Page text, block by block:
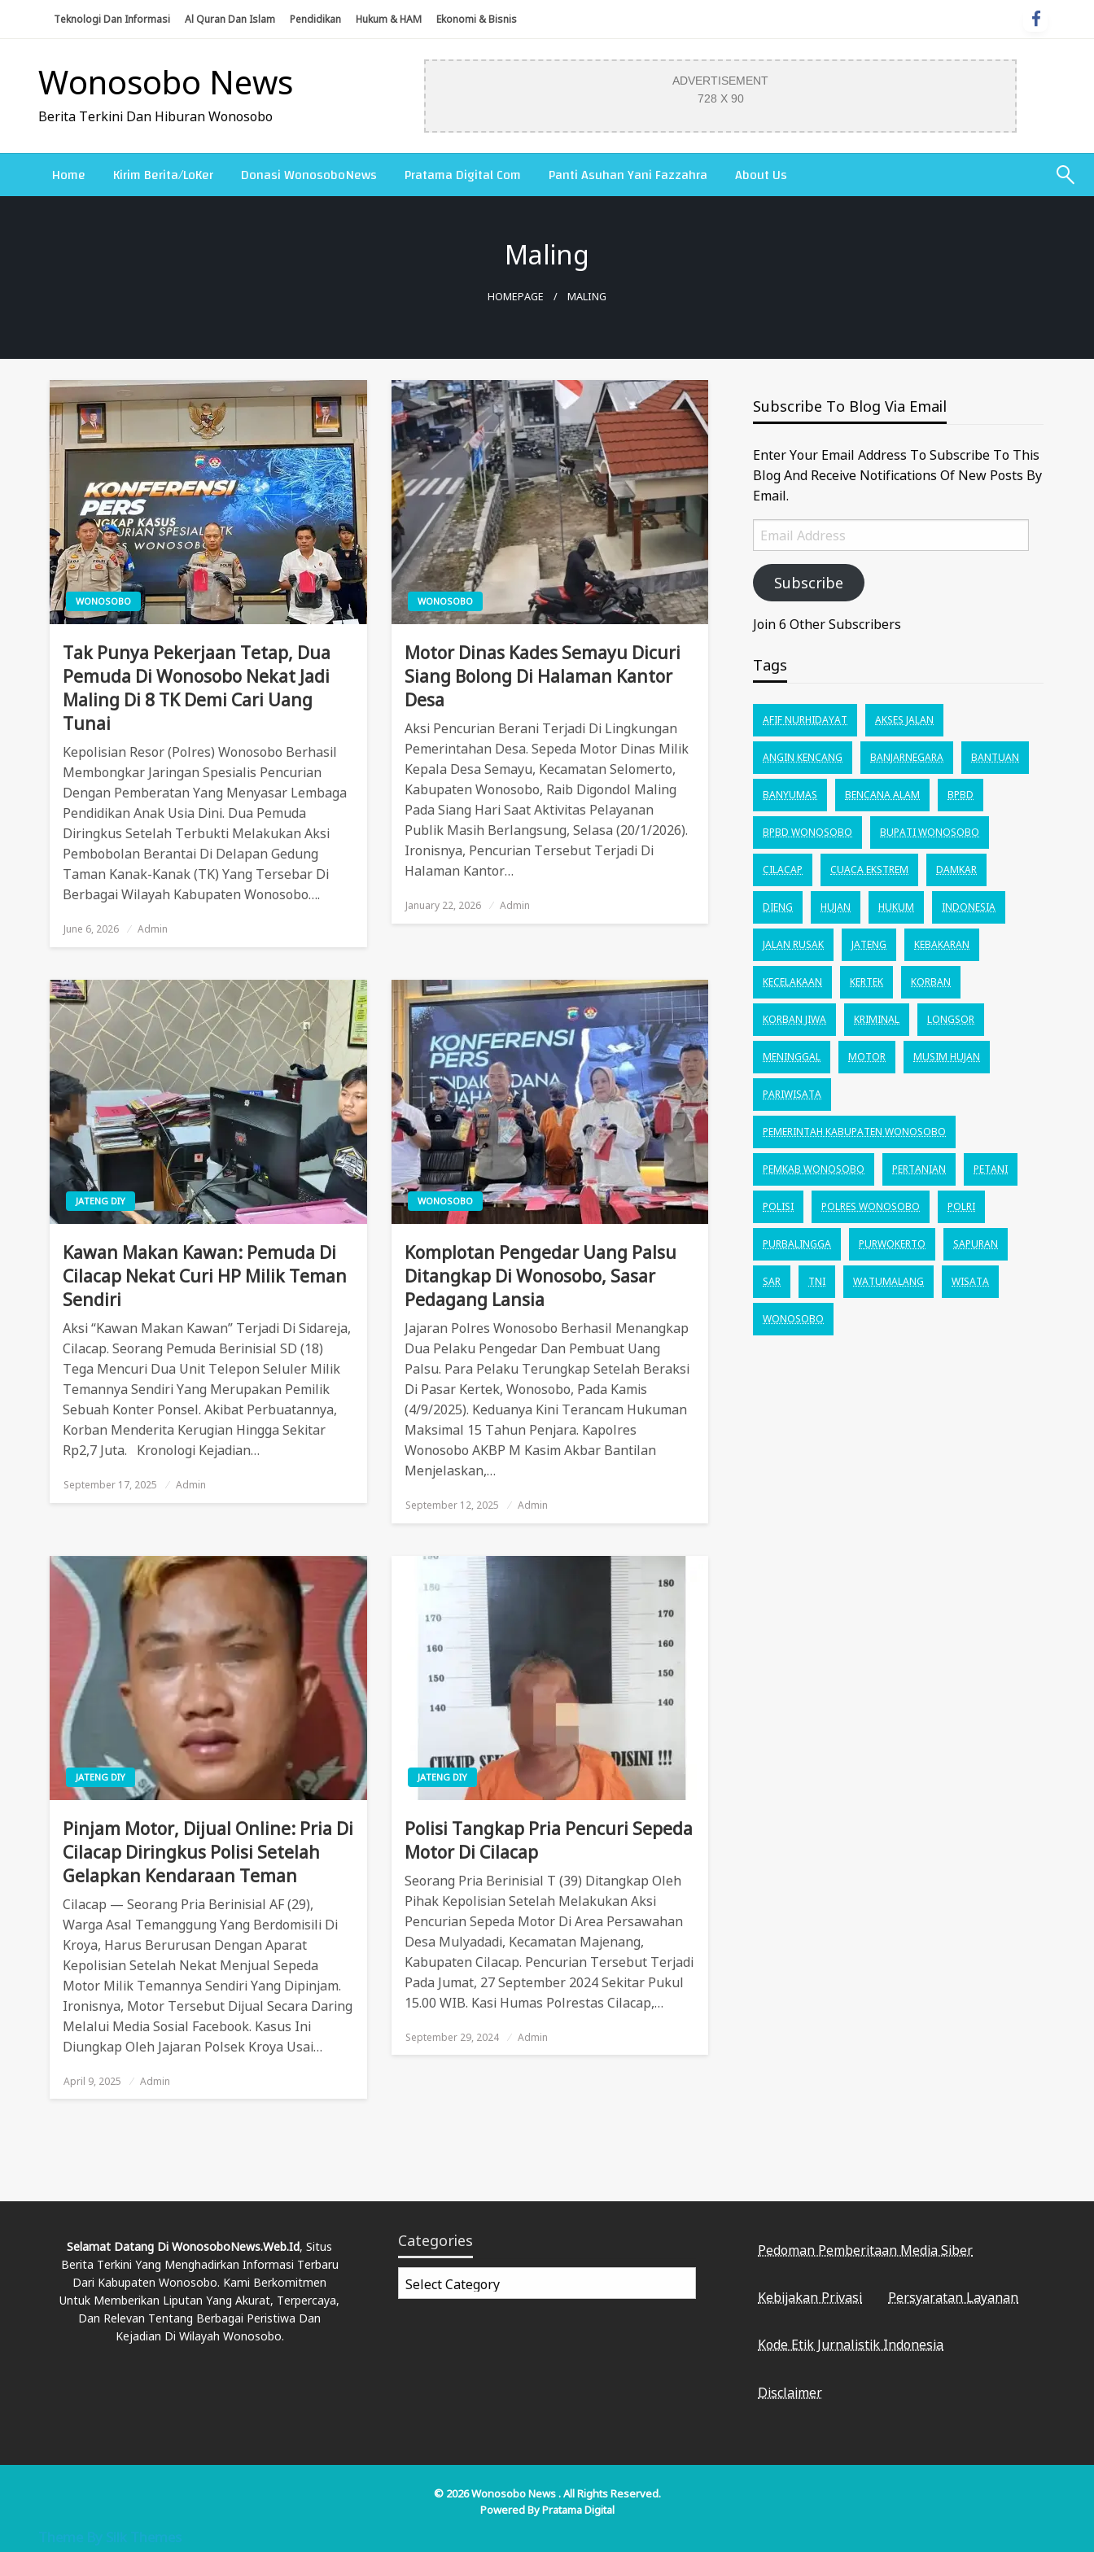
Teknologi Dan Informasi Al Quran Dan Islam Pendidikan Hukum & HAM Ekonomi & Bisnis
Wonosobo News
Berita Terkini Dan Hiburan Wonosobo
ADVERTISEMENT
728 X 90
Home Kirim Berita/LoKer Donasi WonosoboNews Pratama Digital Com Panti Asuhan Yani Fazzahra About Us
Maling
HOMEPAGE MALING
WONOSOBO
Tak Punya Pekerjaan Tetap, Dua
Pemuda Di Wonosobo Nekat Jadi
Maling Di 8 TK Demi Cari Uang
Tunai
Kepolisian Resor (Polres) Wonosobo Berhasil
Membongkar Jaringan Spesialis Pencurian
Dengan Pemberatan Yang Menyasar Lembaga
Pendidikan Anak Usia Dini. Dua Pemuda
Diringkus Setelah Terbukti Melakukan Aksi
Pembobolan Berantai Di Delapan Gedung
Taman Kanak-Kanak (TK) Yang Tersebar Di
Berbagai Wilayah Kabupaten Wonosobo….
Posted
June 6, 2026 Admin
WONOSOBO
Motor Dinas Kades Semayu Dicuri
Siang Bolong Di Halaman Kantor
Desa
Aksi Pencurian Berani Terjadi Di Lingkungan
Pemerintahan Desa. Sepeda Motor Dinas Milik
Kepala Desa Semayu, Kecamatan Selomerto,
Kabupaten Wonosobo, Raib Digondol Maling
Pada Siang Hari Saat Aktivitas Pelayanan
Publik Masih Berlangsung, Selasa (20/1/2026).
Ironisnya, Pencurian Tersebut Terjadi Di
Halaman Kantor…
Posted
January 22, 2026 Admin
JATENG DIY
Kawan Makan Kawan: Pemuda Di
Cilacap Nekat Curi HP Milik Teman
Sendiri
Aksi “kawan Makan Kawan” Terjadi Di Sidareja,
Cilacap. Seorang Pemuda Berinisial SD (18)
Tega Mencuri Dua Unit Telepon Seluler Milik
Temannya Sendiri Yang Merupakan Pemilik
Sebuah Konter Ponsel. Akibat Perbuatannya,
Korban Menderita Kerugian Hingga Sekitar
Rp2,7 Juta. Kronologi Kejadian…
Posted
On
September 17, 2025 Admin
WONOSOBO
Komplotan Pengedar Uang Palsu
Ditangkap Di Wonosobo, Sasar
Pedagang Lansia
Jajaran Polres Wonosobo Berhasil Menangkap
Dua Pelaku Pengedar Dan Pembuat Uang
Palsu. Para Pelaku Terungkap Setelah Beraksi
Di Pasar Kertek, Wonosobo, Pada Kamis
(4/9/2025). Keduanya Kini Terancam Hukuman
Maksimal 15 Tahun Penjara. Kapolres
Wonosobo AKBP M Kasim Akbar Bantilan
Menjelaskan,…
Posted
On
September 12, 2025 Admin
JATENG DIY
Pinjam Motor, Dijual Online: Pria Di
Cilacap Diringkus Polisi Setelah
Gelapkan Kendaraan Teman
Cilacap — Seorang Pria Berinisial AF (29),
Warga Asal Temanggung Yang Berdomisili Di
Kroya, Harus Berurusan Dengan Aparat
Kepolisian Setelah Nekat Menjual Sepeda
Motor Milik Temannya Sendiri Yang Dipinjam.
Ironisnya, Motor Tersebut Dijual Secara Daring
Melalui Media Sosial Facebook. Kasus Ini
Diungkap Oleh Jajaran Polsek Kroya Usai…
Posted
On
April 9, 2025 Admin
JATENG DIY
Polisi Tangkap Pria Pencuri Sepeda
Motor Di Cilacap
Seorang Pria Berinisial T (39) Ditangkap Oleh
Pihak Kepolisian Setelah Melakukan Aksi
Pencurian Sepeda Motor Di Area Persawahan
Desa Mulyadadi, Kecamatan Majenang,
Kabupaten Cilacap. Pencurian Tersebut Terjadi
Pada Jumat, 27 September 2024 Sekitar Pukul
15.00 WIB. Kasi Humas Polrestas Cilacap,…
Posted
On
September 29, 2024 Admin
Subscribe To Blog Via Email
Enter Your Email Address To Subscribe To This
Blog And Receive Notifications Of New Posts By
Email.
Email
Address
Subscribe
Join 6 Other Subscribers
Tags
AFIF NURHIDAYAT AKSES JALAN
ANGIN KENCANG BANJARNEGARA BANTUAN
BANYUMAS BENCANA ALAM BPBD
BPBD WONOSOBO BUPATI WONOSOBO
CILACAP CUACA EKSTREM DAMKAR
DIENG HUJAN HUKUM INDONESIA
JALAN RUSAK JATENG KEBAKARAN
KECELAKAAN KERTEK KORBAN
KORBAN JIWA KRIMINAL LONGSOR
MENINGGAL MOTOR MUSIM HUJAN
PARIWISATA
PEMERINTAH KABUPATEN WONOSOBO
PEMKAB WONOSOBO PERTANIAN PETANI
POLISI POLRES WONOSOBO POLRI
PURBALINGGA PURWOKERTO SAPURAN
SAR TNI WATUMALANG WISATA
WONOSOBO
Selamat Datang Di WonosoboNews.web.id, Situs
Berita Terkini Yang Menghadirkan Informasi Terbaru
Dari Kabupaten Wonosobo. Kami Berkomitmen
Untuk Memberikan Liputan Yang Akurat, Terpercaya,
Dan Relevan Tentang Berbagai Peristiwa Dan
Kejadian Di Wilayah Wonosobo.
Categories
Categories
Pedoman Pemberitaan Media Siber
Kebijakan Privasi Persyaratan Layanan
Kode Etik Jurnalistik Indonesia
Disclaimer
© 2026Wonosobo News. All Rights Reserved.
Powered ByPratama Digital